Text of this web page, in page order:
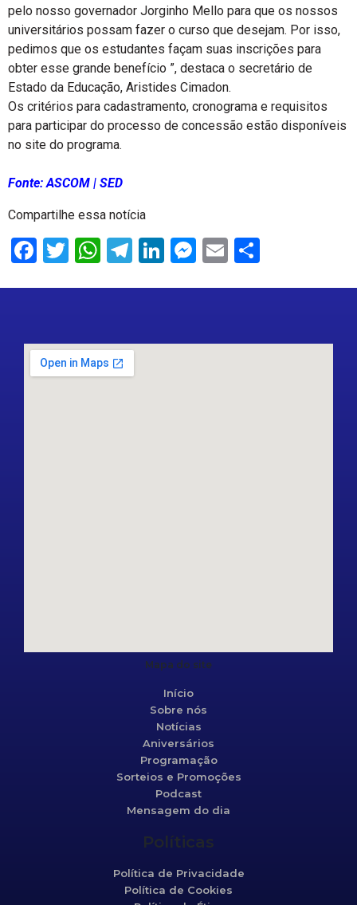
pelo nosso governador Jorginho Mello para que os nossos
universitários possam fazer o curso que desejam. Por isso,
pedimos que os estudantes façam suas inscrições para
obter esse grande benefício ”, destaca o secretário de
Estado da Educação, Aristides Cimadon.
Os critérios para cadastramento, cronograma e requisitos
para participar do processo de concessão estão disponíveis
no site do programa.
Fonte: ASCOM | SED
Compartilhe essa notícia
Facebook
Twitter
WhatsApp
Telegram
LinkedIn
Messenger
Email
Mapa do site
Início
Sobre nós
Notícias
Aniversários
Programação
Sorteios e Promoções
Podcast
Mensagem do dia
Políticas
Política de Privacidade
Política de Cookies